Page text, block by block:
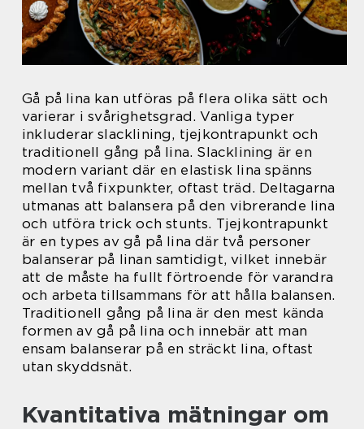
Gå på lina kan utföras på flera olika sätt och
varierar i svårighetsgrad. Vanliga typer
inkluderar slacklining, tjejkontrapunkt och
traditionell gång på lina. Slacklining är en
modern variant där en elastisk lina spänns
mellan två fixpunkter, oftast träd. Deltagarna
utmanas att balansera på den vibrerande lina
och utföra trick och stunts. Tjejkontrapunkt
är en types av gå på lina där två personer
balanserar på linan samtidigt, vilket innebär
att de måste ha fullt förtroende för varandra
och arbeta tillsammans för att hålla balansen.
Traditionell gång på lina är den mest kända
formen av gå på lina och innebär att man
ensam balanserar på en sträckt lina, oftast
utan skyddsnät.
Kvantitativa mätningar om